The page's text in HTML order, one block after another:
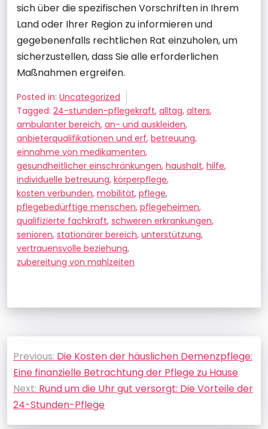
sich über die spezifischen Vorschriften in Ihrem
Land oder Ihrer Region zu informieren und
gegebenenfalls rechtlichen Rat einzuholen, um
sicherzustellen, dass Sie alle erforderlichen
Maßnahmen ergreifen.
Posted in: Uncategorized
Tagged: 24-stunden-pflegekraft, alltag, alters,
ambulanter bereich, an- und auskleiden,
anbieterqualifikationen und erf, betreuung,
einnahme von medikamenten,
gesundheitlicher einschränkungen, haushalt, hilfe,
individuelle betreuung, körperpflege,
kosten verbunden, mobilität, pflege,
pflegebedürftige menschen, pflegeheimen,
qualifizierte fachkraft, schweren erkrankungen,
senioren, stationärer bereich, unterstützung,
vertrauensvolle beziehung,
zubereitung von mahlzeiten
Beitragsnavigation
Previous: Die Kosten der häuslichen Demenzpflege:
Eine finanzielle Betrachtung der Pflege zu Hause
Next: Rund um die Uhr gut versorgt: Die Vorteile der
24-Stunden-Pflege